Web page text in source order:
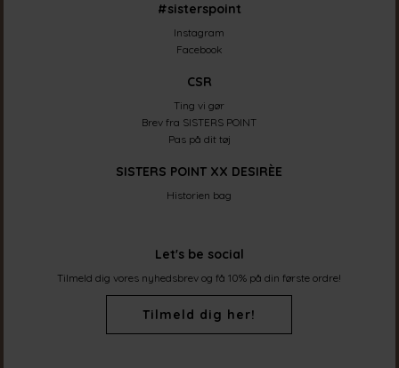
#sisterspoint
Instagram
Facebook
CSR
Ting vi gør
Brev fra SISTERS POINT
Pas på dit tøj
SISTERS POINT XX DESIRÈE
Historien bag
Let's be social
Tilmeld dig vores nyhedsbrev og få 10% på din første ordre!
Tilmeld dig her!